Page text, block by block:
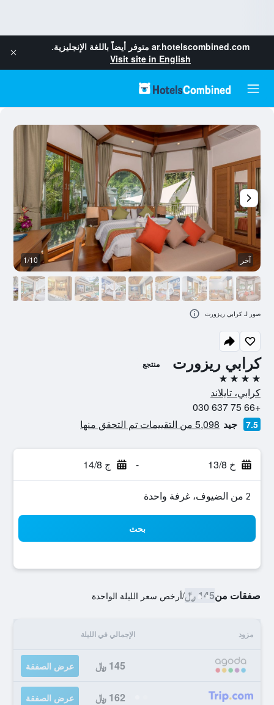
ar.hotelscombined.com متوفر أيضاً باللغة الإنجليزية.
Visit site in English
كرابي ريزورت منتجع
4 نجوم
كرابي، تايلاند
+66 75 637 030
7.5 جيد 5,098 من التقييمات تم التحقق منها
خ 13/8 - ج 14/8
2 من الضيوف، غرفة واحدة
بحث
صفقات من145 ﷼ /أرخص سعر الليلة الواحدة
مزود الإجمالي في الليلة
145 ﷼ عرض الصفقة
162 ﷼ عرض الصفقة
آخر 1/10
صور لـ كرابي ريزورت